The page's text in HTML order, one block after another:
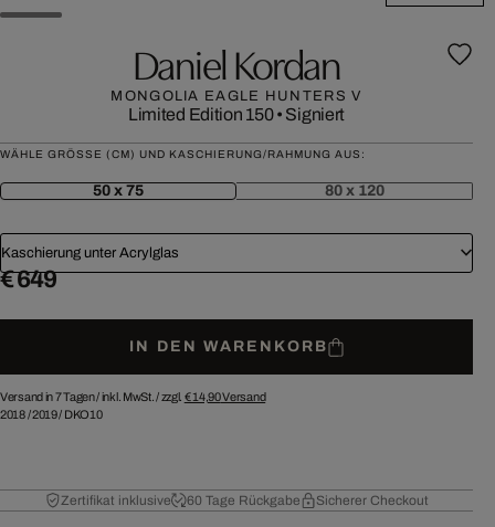
Daniel Kordan
MONGOLIA EAGLE HUNTERS V
Limited Edition 150• Signiert
WÄHLE GRÖSSE (CM) UND KASCHIERUNG/RAHMUNG AUS:
50 x 75 80 x 120
Kaschierung unter Acrylglas
€ 649
IN DEN WARENKORB
Versand in 7 Tagen /inkl. MwSt. / zzgl. € 14,90Versand
2018/2019/ DKO10
Zertifikat inklusive 60 Tage Rückgabe Sicherer Checkout